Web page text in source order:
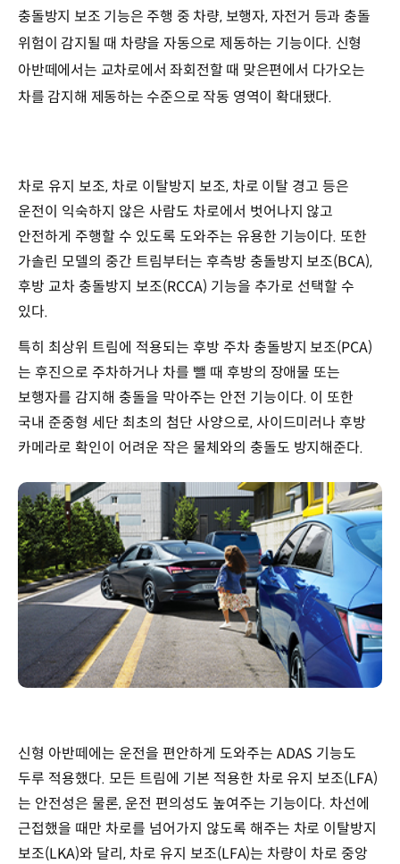
충돌방지 보조 기능은 주행 중 차량, 보행자, 자전거 등과 충돌
위험이 감지될 때 차량을 자동으로 제동하는 기능이다. 신형
아반떼에서는 교차로에서 좌회전할 때 맞은편에서 다가오는
차를 감지해 제동하는 수준으로 작동 영역이 확대됐다.
차로 유지 보조, 차로 이탈방지 보조, 차로 이탈 경고 등은
운전이 익숙하지 않은 사람도 차로에서 벗어나지 않고
안전하게 주행할 수 있도록 도와주는 유용한 기능이다. 또한
가솔린 모델의 중간 트림부터는 후측방 충돌방지 보조(BCA),
후방 교차 충돌방지 보조(RCCA) 기능을 추가로 선택할 수
있다.
특히 최상위 트림에 적용되는 후방 주차 충돌방지 보조(PCA)
는 후진으로 주차하거나 차를 뺄 때 후방의 장애물 또는
보행자를 감지해 충돌을 막아주는 안전 기능이다. 이 또한
국내 준중형 세단 최초의 첨단 사양으로, 사이드미러나 후방
카메라로 확인이 어려운 작은 물체와의 충돌도 방지해준다.
신형 아반떼에는 운전을 편안하게 도와주는 ADAS 기능도
두루 적용했다. 모든 트림에 기본 적용한 차로 유지 보조(LFA)
는 안전성은 물론, 운전 편의성도 높여주는 기능이다. 차선에
근접했을 때만 차로를 넘어가지 않도록 해주는 차로 이탈방지
보조(LKA)와 달리, 차로 유지 보조(LFA)는 차량이 차로 중앙